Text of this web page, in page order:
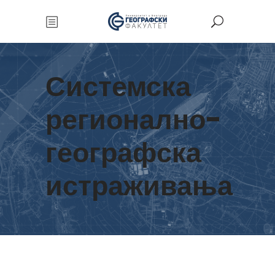
Системска
регионално-
географска
истраживања